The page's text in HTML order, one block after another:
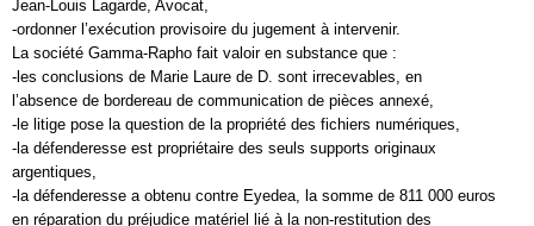
Jean-Louis Lagarde, Avocat,
-ordonner l’exécution provisoire du jugement à intervenir.
La société Gamma-Rapho fait valoir en substance que :
-les conclusions de Marie Laure de D. sont irrecevables, en
l’absence de bordereau de communication de pièces annexé,
-le litige pose la question de la propriété des fichiers numériques,
-la défenderesse est propriétaire des seuls supports originaux
argentiques,
-la défenderesse a obtenu contre Eyedea, la somme de 811 000 euros
en réparation du préjudice matériel lié à la non-restitution des